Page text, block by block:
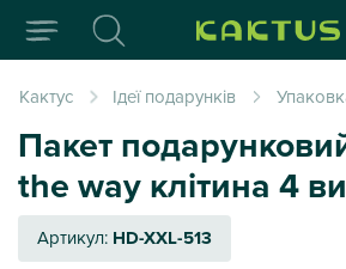
Кактус Ідеї подарунків
Пакет
the way клітина 4
Артикул: HD-XXL-513